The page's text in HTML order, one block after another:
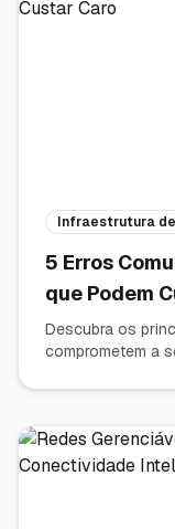
Infraestrutura
5 Erros
que Podem
Descubra os
comprometem a